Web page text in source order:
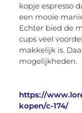
kopje espresso
een mooie
Echter bied de
cups veel
makkelijk is.
mogelijkheden.
https://
kopen/c-174/